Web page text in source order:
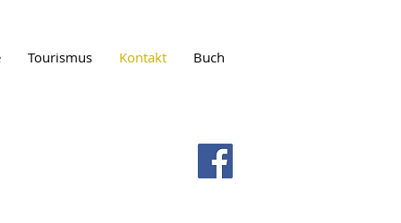
Tourismus Kontakt Buch